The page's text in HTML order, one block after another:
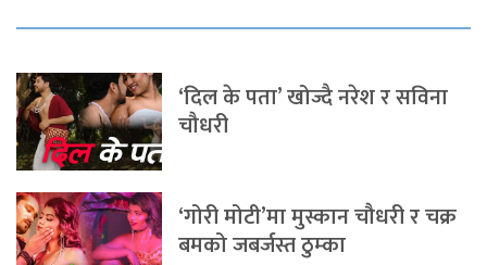
‘दिल के पता’ खोज्दै नरेश र सविना
चौधरी
‘गोरी मोटी’मा मुस्कान चौधरी र चक्र
बमको जबर्जस्त ठुम्का